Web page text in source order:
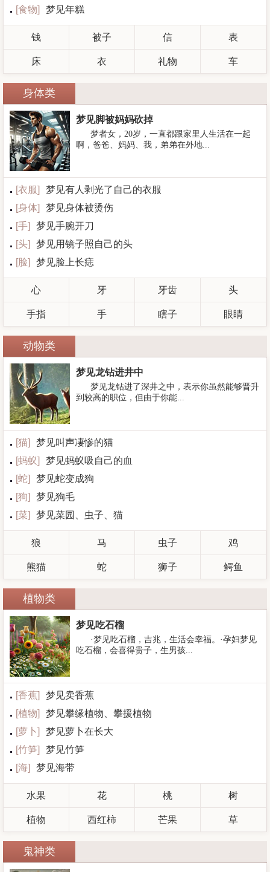
[食物] 梦见年糕
钱 被子 信 表
床 衣 礼物 车
身体类
梦见脚被妈妈砍掉
梦者女，20岁，一直都跟家里人生活在一起
啊，爸爸、妈妈、我，弟弟在外地...
[衣服]
梦见有人剥光了自己的衣服
[身体]
梦见身体被烫伤
[手]
梦见手腕开刀
[头]
梦见用镜子照自己的头
[脸] 梦见脸上长痣
心 牙 牙齿 头
手指 手 瞎子 眼睛
动物类
梦见龙钻进井中
梦见龙钻进了深井之中，表示你虽然能够晋升
到较高的职位，但由于你能...
[猫]
梦见叫声凄惨的猫
[蚂蚁]
梦见蚂蚁吸自己的血
[蛇]
梦见蛇变成狗
[狗]
梦见狗毛
[菜] 梦见菜园、虫子、猫
狼 马 虫子 鸡
熊猫 蛇 狮子 鳄鱼
植物类
梦见吃石榴
·梦见吃石榴，吉兆，生活会幸福。·孕妇梦见
吃石榴，会喜得贵子，生男孩...
[香蕉]
梦见卖香蕉
[植物]
梦见攀缘植物、攀援植物
[萝卜]
梦见萝卜在长大
[竹笋]
梦见竹笋
[海] 梦见海带
水果 花 桃 树
植物 西红柿 芒果 草
鬼神类